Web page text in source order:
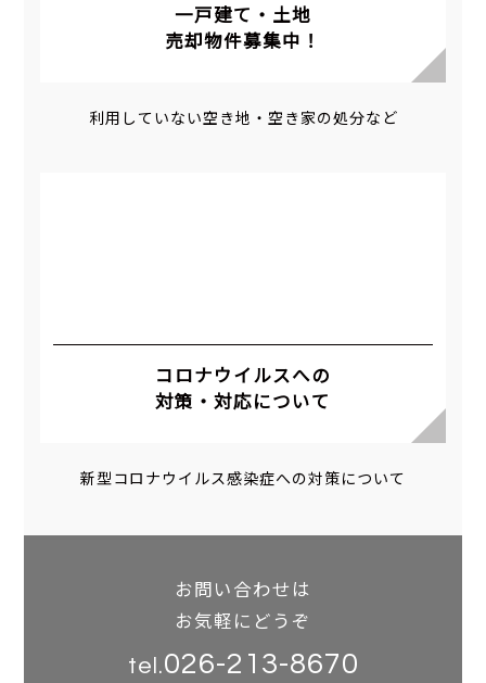
一戸建て・土地
売却物件募集中！
利用していない空き地・空き家の処分など
コロナウイルスへの
対策・対応について
新型コロナウイルス感染症への対策について
お問い合わせは
お気軽にどうぞ
tel.026-213-8670